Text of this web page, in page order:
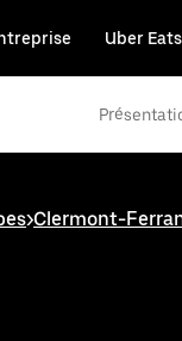
Uber Eats
>Clermont-